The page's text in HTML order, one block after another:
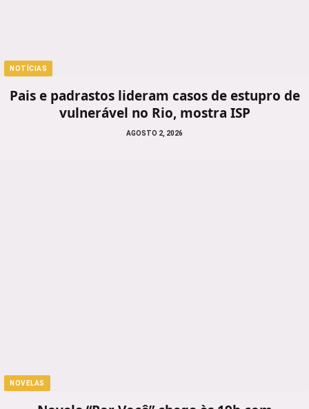
NOTÍCIAS
Pais e padrastos lideram casos de estupro de
vulnerável no Rio, mostra ISP
AGOSTO 2, 2026
NOVELAS